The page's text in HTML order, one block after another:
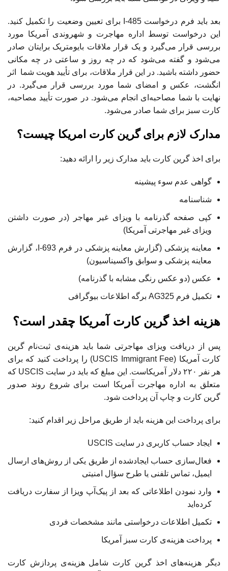
بعد باید فرم درخواست I-485 برای تعیین وضعیت را تکمیل کنید.
این درخواست توسط اداره مهاجرت و شهروندی آمریکا مورد
بررسی قرار می‌گیرد و یک قرار ملاقات بایومتریک برایتان صادر
می‌شود و گفته می‌شود که در چه روز و ساعتی در چه مکانی
حضور داشته باشید. در این قرار ملاقات، برای تأیید هویت شما اثر
انگشت، عکس و امضای شما مورد بررسی قرار می‌گیرد. در
نهایت با شما مصاحبه‌ای انجام می‌شود. در صورت تأیید مصاحبه،
کارت سبز برای شما صادر می‌شود.
مدارک لازم برای گرین کارت امریکا چیست؟
برای اخذ گرین کارت باید مدارک زیر را ارائه دهید:
گواهی عدم سوء پیشینه
شناسنامه
کپی صفحه گذرنامه با ویزای غیر مهاجر (در صورت داشتن
ویزای غیر مهاجرتی آمریکا)
معاینه پزشکی (گزارش معاینه پزشکی در فرم I-693، گزارش
معاینه پزشکی و سوابق واکسیناسیون)
عکس (دو عکس رنگی مشابه با گذرنامه)
تکمیل فرم AG325 برگه اطلاعات بیوگرافی
هزینه اخذ گرین کارت آمریکا چقدر است؟
پس از دریافت ویزای مهاجرتی شما باید هزینه‌ی ثبت‌نام گرین
کارت آمریکا (USCIS Immigrant Fee) را پرداخت کنید که برای
هر نفر ۲۲۰ دلار آمریکاست. این مبلغ که باید در سایت USCIS که
متعلق به اداره مهاجرت آمریکا است برای شروع روند صدور
گرین کارت و چاپ آن پرداخت شود.
برای پرداخت این هزینه باید از طریق مراحل زیر اقدام کنید:
ایجاد حساب کاربری در سایت USCIS
فعال‌سازی حساب ایجادشده از طریق یکی از روش‌های ارسال
ایمیل، تماس تلفنی یا طرح سؤال امنیتی
وارد نمودن اطلاعاتی که بعد از پیک‌آپ ویزا از سفارت دریافت
کرده‌اید
تکمیل اطلاعات درخواستی مانند مشخصات فردی
پرداخت هزینه‌ی کارت سبز آمریکا
دیگر هزینه‌های اخذ گرین کارت شامل هزینه‌ی پردازش کارت